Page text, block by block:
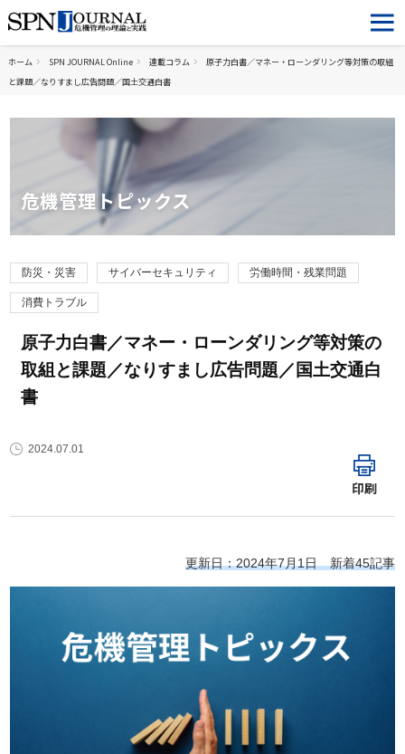
ホーム SPN JOURNAL Online 連載コラム
原子力白書／マネー・ローンダリング等対策の取組
と課題／なりすまし広告問題／国土交通白書
危機管理トピックス
防災・災害 サイバーセキュリティ 労働時間・残業問題
消費トラブル
原子力白書／マネー・ローンダリング等対策の
取組と課題／なりすまし広告問題／国土交通白
書
2024.07.01
印刷
更新日：2024年7月1日 新着45記事